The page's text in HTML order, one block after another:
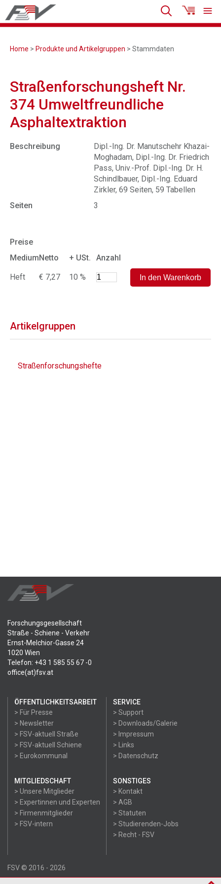
Home > Produkte und Artikelgruppen > Stammdaten
Straßenforschungsheft Nr.
374 Umweltfreundliche
Asphaltextraktion
Beschreibung
Dipl.-Ing. Dr. Manutschehr Khazai-
Moghadam, Dipl.-Ing. Dr. Friedrich
Pass, Univ.-Prof. Dipl.-Ing. Dr. H.
Schindlbauer, Dipl.-Ing. Eduard
Zirkler, 69 Seiten, 59 Tabellen
Seiten
3
Preise
MediumNetto + USt. Anzahl
Heft € 7,27 10 %
Artikelgruppen
Straßenforschungshefte
Forschungsgesellschaft
Straße - Schiene - Verkehr
Ernst-Melchior-Gasse 24
1020 Wien
Telefon: +43 1 585 55 67 -0
office(at)fsv.at
ÖFFENTLICHKEITSARBEIT
> Für Presse
> Newsletter
> FSV-aktuell Straße
> FSV-aktuell Schiene
> Eurokommunal
SERVICE
> Support
> Downloads/Galerie
> Impressum
> Links
> Datenschutz
MITGLIEDSCHAFT
> Unsere Mitglieder
> Expertinnen und Experten
> Firmenmitglieder
> FSV-intern
SONSTIGES
> Kontakt
> AGB
> Statuten
> Studierenden-Jobs
> Recht - FSV
FSV © 2016 - 2026